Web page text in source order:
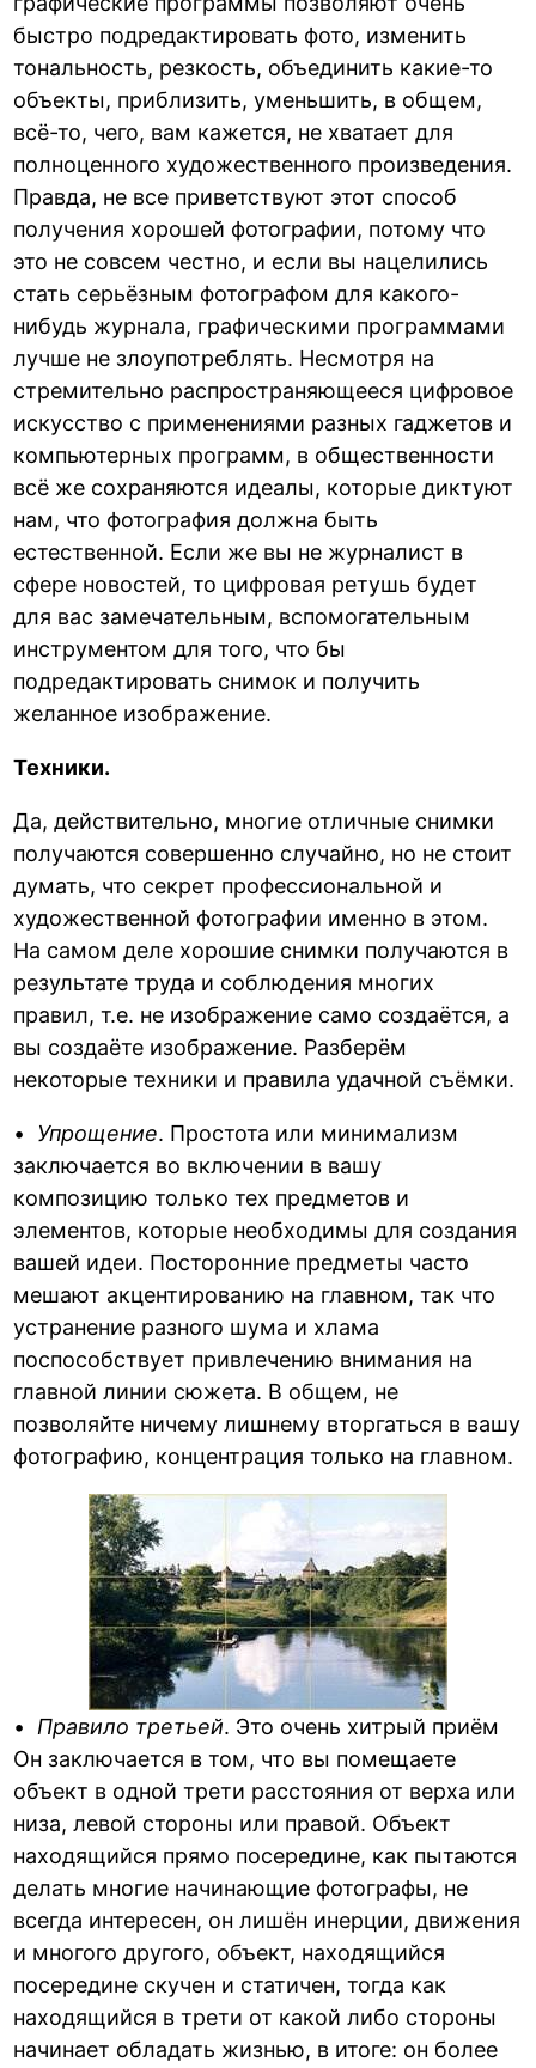
быстро подредактировать фото, изменить
тональность, резкость, объединить какие-то
объекты, приблизить, уменьшить, в общем,
всё-то, чего, вам кажется, не хватает для
полноценного художественного произведения.
Правда, не все приветствуют этот способ
получения хорошей фотографии, потому что
это не совсем честно, и если вы нацелились
стать серьёзным фотографом для какого-
нибудь журнала, графическими программами
лучше не злоупотреблять. Несмотря на
стремительно распространяющееся цифровое
искусство с применениями разных гаджетов и
компьютерных программ, в общественности
всё же сохраняются идеалы, которые диктуют
нам, что фотография должна быть
естественной. Если же вы не журналист в
сфере новостей, то цифровая ретушь будет
для вас замечательным, вспомогательным
инструментом для того, что бы
подредактировать снимок и получить
желанное изображение.
Техники.
Да, действительно, многие отличные снимки
получаются совершенно случайно, но не стоит
думать, что секрет профессиональной и
художественной фотографии именно в этом.
На самом деле хорошие снимки получаются в
результате труда и соблюдения многих
правил, т.е. не изображение само создаётся, а
вы создаёте изображение. Разберём
некоторые техники и правила удачной съёмки.
• Упрощение. Простота или минимализм
заключается во включении в вашу
композицию только тех предметов и
элементов, которые необходимы для создания
вашей идеи. Посторонние предметы часто
мешают акцентированию на главном, так что
устранение разного шума и хлама
поспособствует привлечению внимания на
главной линии сюжета. В общем, не
позволяйте ничему лишнему вторгаться в вашу
фотографию, концентрация только на главном.
• Правило третьей. Это очень хитрый приём
Он заключается в том, что вы помещаете
объект в одной трети расстояния от верха или
низа, левой стороны или правой. Объект
находящийся прямо посередине, как пытаются
делать многие начинающие фотографы, не
всегда интересен, он лишён инерции, движения
и многого другого, объект, находящийся
посередине скучен и статичен, тогда как
находящийся в трети от какой либо стороны
начинает обладать жизнью, в итоге: он более